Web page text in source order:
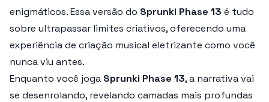
enigmáticos. Essa versão do Sprunki Phase 13 é tudo
sobre ultrapassar limites criativos, oferecendo uma
experiência de criação musical eletrizante como você
nunca viu antes.
Enquanto você joga Sprunki Phase 13, a narrativa vai
se desenrolando, revelando camadas mais profundas